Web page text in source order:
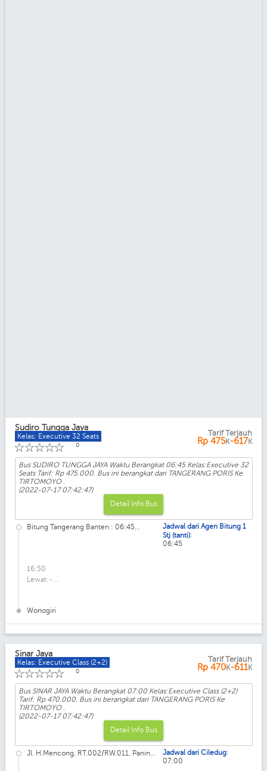
Sudiro Tungga Jaya
Kelas: Executive 32 Seats
☆
☆
☆
☆
☆ 0
Tarif Terjauh
Rp 475K-617K
Bus SUDIRO TUNGGA JAYA Waktu Berangkat 06:45 Kelas:Executive 32
Seats Tarif: Rp 475.000. Bus ini berangkat dari TANGERANG PORIS Ke
TIRTOMOYO .
(2022-07-17 07:42:47)
Detail Info Bus
Bitung Tangerang Banten : 06:45...
16:50
Lewat:-...
Wonogiri
Jadwal dari Agen Bitung 1
Stj (tanti):
06:45
Sinar Jaya
Kelas: Executive Class (2+2)
☆
☆
☆
☆
☆ 0
Tarif Terjauh
Rp 470K-611K
Bus SINAR JAYA Waktu Berangkat 07:00 Kelas:Executive Class (2+2)
Tarif: Rp 470.000. Bus ini berangkat dari TANGERANG PORIS Ke
TIRTOMOYO .
(2022-07-17 07:42:47)
Detail Info Bus
Jl. H.Mencong, RT.002/RW.011, Panin... Jadwal dari Ciledug:
07:00